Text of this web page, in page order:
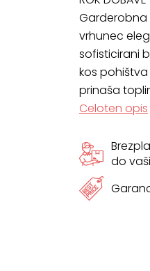
Garderobna
vrhunec
sofisticirani
kos
prinaša
Celoten opis
do